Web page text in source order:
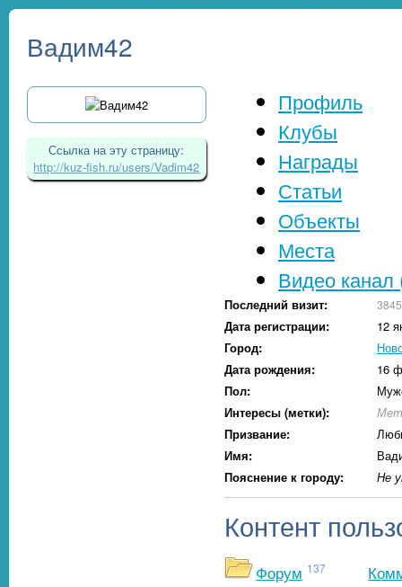
Вадим42
Ссылка на эту страницу:
http://kuz-fish.ru/users/Vadim42
Профиль
Клубы
Награды
Статьи
Объекты
Места
Видео канал
Последний визит:
Дата регистрации:
12
Город:
Дата рождения:
16
Пол:
Интересы (метки):
Призвание:
Имя:
Пояснение к городу:
Не
Контент
Форум 137